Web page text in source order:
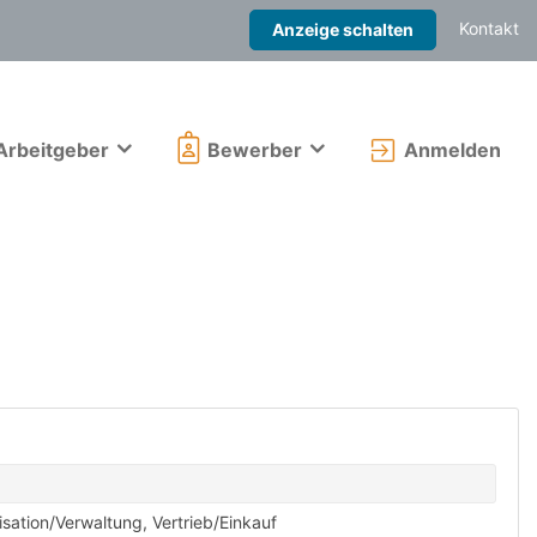
Anzeige schalten Kontakt
Anmelden
Bewerber
Verwaltung, Vertrieb/Einkauf